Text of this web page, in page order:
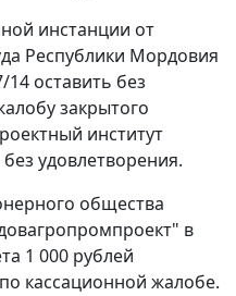
инстанции от
Республики Мордовия
14 оставить без
закрытого
институт
удовлетворения.
общества
в
1 000 рублей
кассационной жалобе.